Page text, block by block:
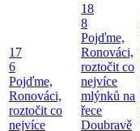
17
6
Pojďme,
Ronováci,
roztočit co
nejvíce
18
8
Pojďme,
Ronováci,
roztočit co
nejvíce
mlýnků na
řece
Doubravě